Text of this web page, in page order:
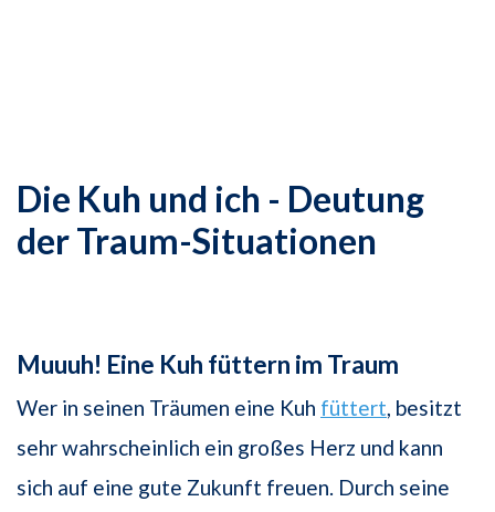
Die Kuh und ich - Deutung
der Traum-Situationen
Muuuh! Eine Kuh füttern im Traum
Wer in seinen Träumen eine Kuh füttert , besitzt
sehr wahrscheinlich ein großes Herz und kann
sich auf eine gute Zukunft freuen. Durch seine